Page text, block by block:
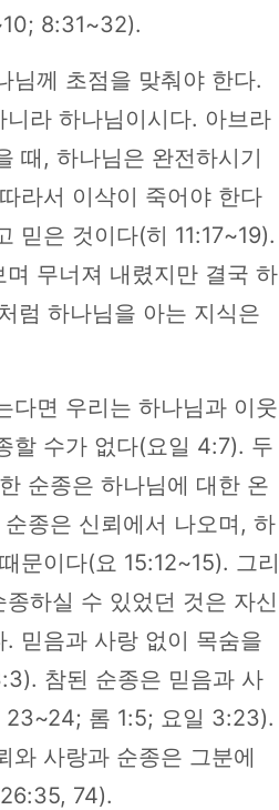
8:31~32).
님께 초점을 맞춰야 한다.
라 하나님이시다. 아브라
때, 하나님은 완전하시기
라서 이삭이 죽어야 한다
믿은 것이다(히 11:17~19).
무너져 내렸지만 결국 하
럼 하나님을 아는 지식은
다면 우리는 하나님과 이웃
할 수가 없다(요일 4:7). 두
순종은 하나님에 대한 온
종은 신뢰에서 나오며, 하
문이다(요 15:12~15). 그리
하실 수 있었던 것은 자신
믿음과 사랑 없이 목숨을
참된 순종은 믿음과 사
23~24; 롬 1:5; 요일 3:23).
와 사랑과 순종은 그분에
74).